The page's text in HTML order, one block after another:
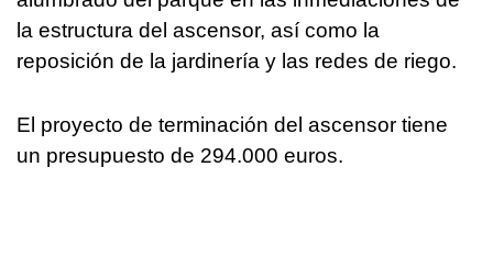
la estructura del ascensor, así como la
reposición de la jardinería y las redes de riego.
El proyecto de terminación del ascensor tiene
un presupuesto de 294.000 euros.